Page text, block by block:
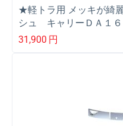
★軽トラ用 メッキが綺
シュ キャリーＤＡ１
カバー カッコイイ デコ
31,900 円